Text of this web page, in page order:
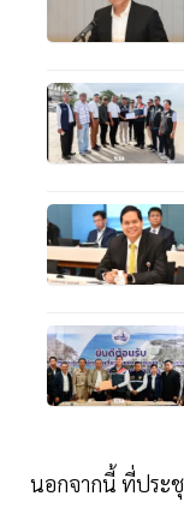
นอกจากนี้ ที่ประ